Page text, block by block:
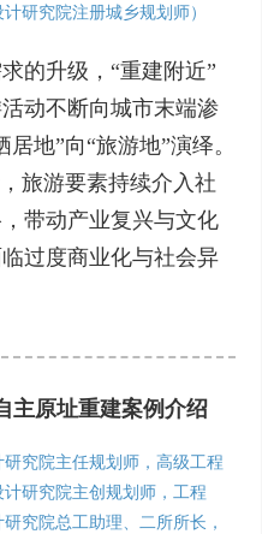
研究院注册城乡规划师）
的升级，“重建附近”
动不断向城市末端渗
地”向“旅游地”演绎。
旅游要素持续介入社
带动产业复兴与文化
过度商业化与社会异
主原址重建案例介绍
究院主任规划师，高级工程
研究院主创规划师，工程
究院总工助理、二所所长，